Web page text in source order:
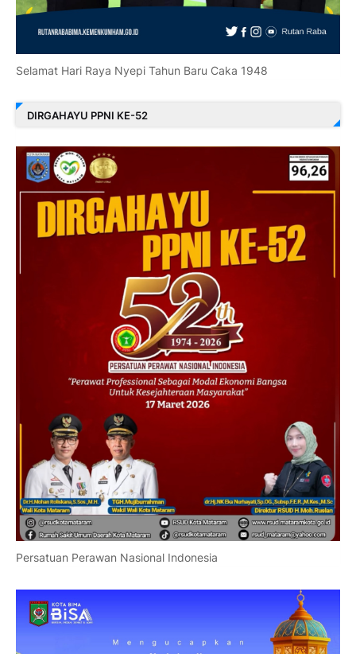
Selamat Hari Raya Nyepi Tahun Baru Caka 1948
DIRGAHAYU PPNI KE-52
Persatuan Perawan Nasional Indonesia